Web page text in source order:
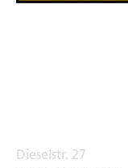
Dieselstr. 27